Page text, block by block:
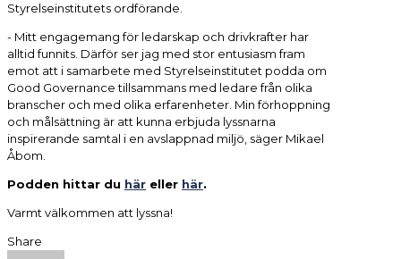
Styrelseinstitutets ordförande.
- Mitt engagemang för ledarskap och drivkrafter har
alltid funnits. Därför ser jag med stor entusiasm fram
emot att i samarbete med Styrelseinstitutet podda om
Good Governance tillsammans med ledare från olika
branscher och med olika erfarenheter. Min förhoppning
och målsättning är att kunna erbjuda lyssnarna
inspirerande samtal i en avslappnad miljö, säger Mikael
Åbom.
Podden hittar du här eller här.
Varmt välkommen att lyssna!
Share